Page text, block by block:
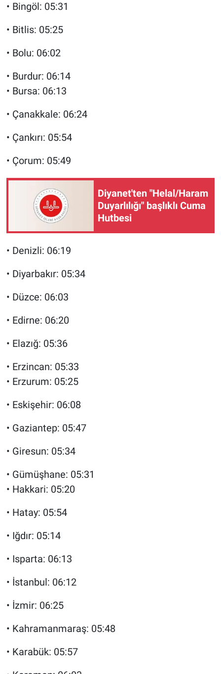
• Bingöl: 05:31
• Bitlis: 05:25
• Bolu: 06:02
• Burdur: 06:14
• Bursa: 06:13
• Çanakkale: 06:24
• Çankırı: 05:54
• Çorum: 05:49
Diyanet'ten "Helal/Haram
Duyarlılığı" başlıklı Cuma
Hutbesi
• Denizli: 06:19
• Diyarbakır: 05:34
• Düzce: 06:03
• Edirne: 06:20
• Elazığ: 05:36
• Erzincan: 05:33
• Erzurum: 05:25
• Eskişehir: 06:08
• Gaziantep: 05:47
• Giresun: 05:34
• Gümüşhane: 05:31
• Hakkari: 05:20
• Hatay: 05:54
• Iğdır: 05:14
• Isparta: 06:13
• İstanbul: 06:12
• İzmir: 06:25
• Kahramanmaraş: 05:48
• Karabük: 05:57